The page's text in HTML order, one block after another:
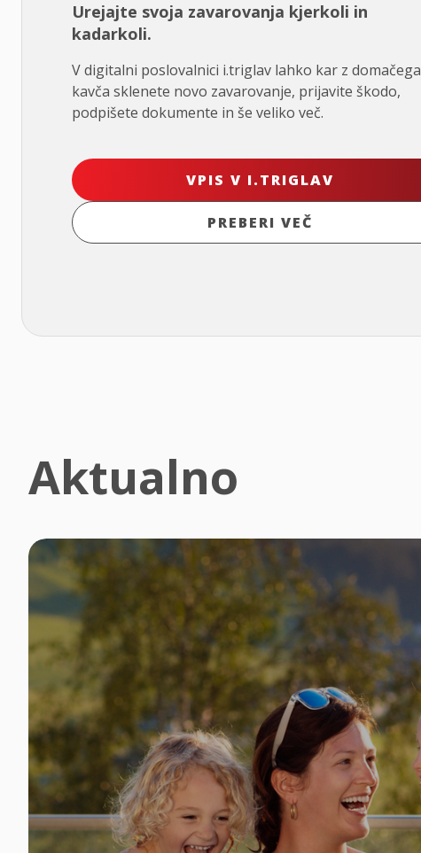
Urejajte svoja zavarovanja kjerkoli in
kadarkoli.
V digitalni poslovalnici i.triglav lahko kar z domačega
kavča sklenete novo zavarovanje, prijavite škodo,
podpišete dokumente in še veliko več.
VPIS V I.TRIGLAV
PREBERI VEČ
Aktualno